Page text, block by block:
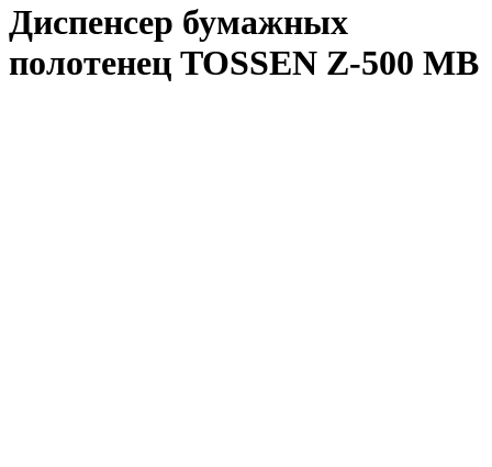
Диспенсер бумажных
полотенец TOSSEN Z-500 MB